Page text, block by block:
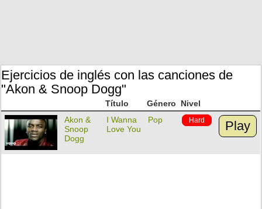
Ejercicios de inglés con las canciones de
"Akon & Snoop Dogg"
Título Género
Nivel
Akon &
Snoop
Dogg
I Wanna
Love You
Pop Hard Play